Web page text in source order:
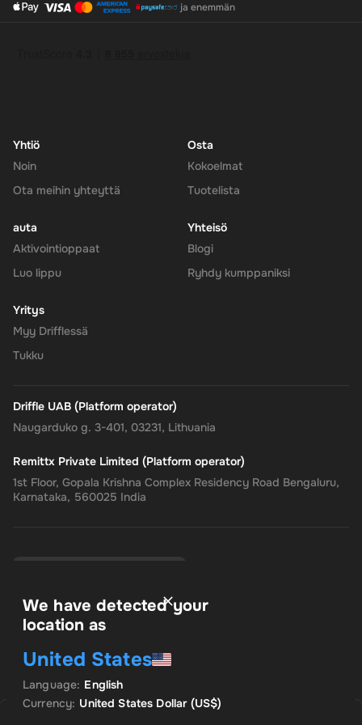
digitaalinen avain voidaan aktivoida vain Euroopan alueella.
ja enemmän
Yhtiö
Noin
Ota meihin yhteyttä
Osta
Kokoelmat
Tuotelista
auta
Aktivointioppaat
Luo lippu
Yhteisö
Blogi
Ryhdy kumppaniksi
Yritys
Myy Drifflessä
Tukku
Driffle UAB (Platform operator)
Naugarduko g. 3-401, 03231, Lithuania
Remittx Private Limited (Platform operator)
1st Floor, Gopala Krishna Complex Residency Road Bengaluru,
Karnataka, 560025 India
Käyttöehdot
Tietosuojakäytäntö
Palautusoikeus
Suostumusasetukset
We have detected your
location as
United States
Language: English
Currency: United States Dollar(US$)